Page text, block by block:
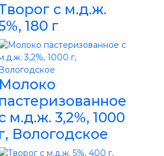
с м.д.ж.
180 г
м.д.ж. 3,2%, 1000
Вологодское